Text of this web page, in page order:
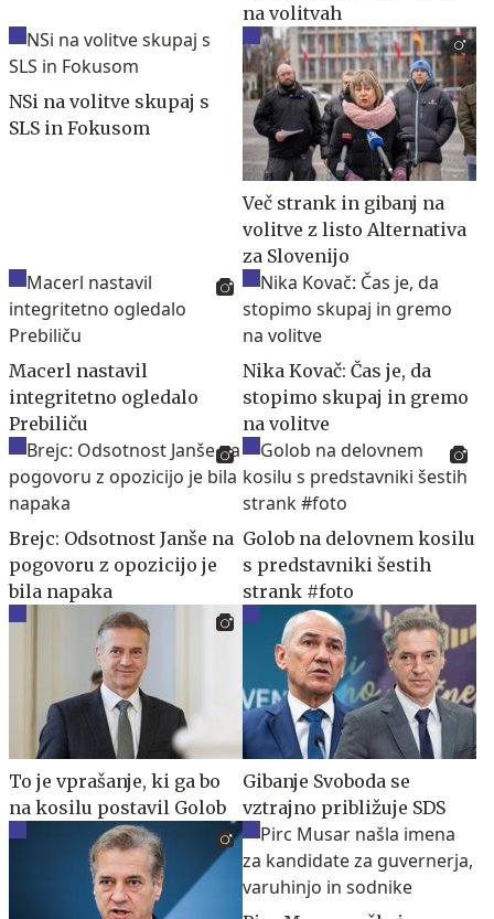
na volitvah
NSi na volitve skupaj s
SLS in Fokusom
Več strank in gibanj na
volitve z listo Alternativa
za Slovenijo
Macerl nastavil
integritetno ogledalo
Prebiliču
Nika Kovač: Čas je, da
stopimo skupaj in gremo
na volitve
Brejc: Odsotnost Janše na
pogovoru z opozicijo je
bila napaka
Golob na delovnem kosilu
s predstavniki šestih
strank #foto
To je vprašanje, ki ga bo
na kosilu postavil Golob
Gibanje Svoboda se
vztrajno približuje SDS